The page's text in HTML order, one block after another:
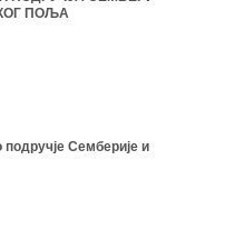
ПОЉА
Семберије и